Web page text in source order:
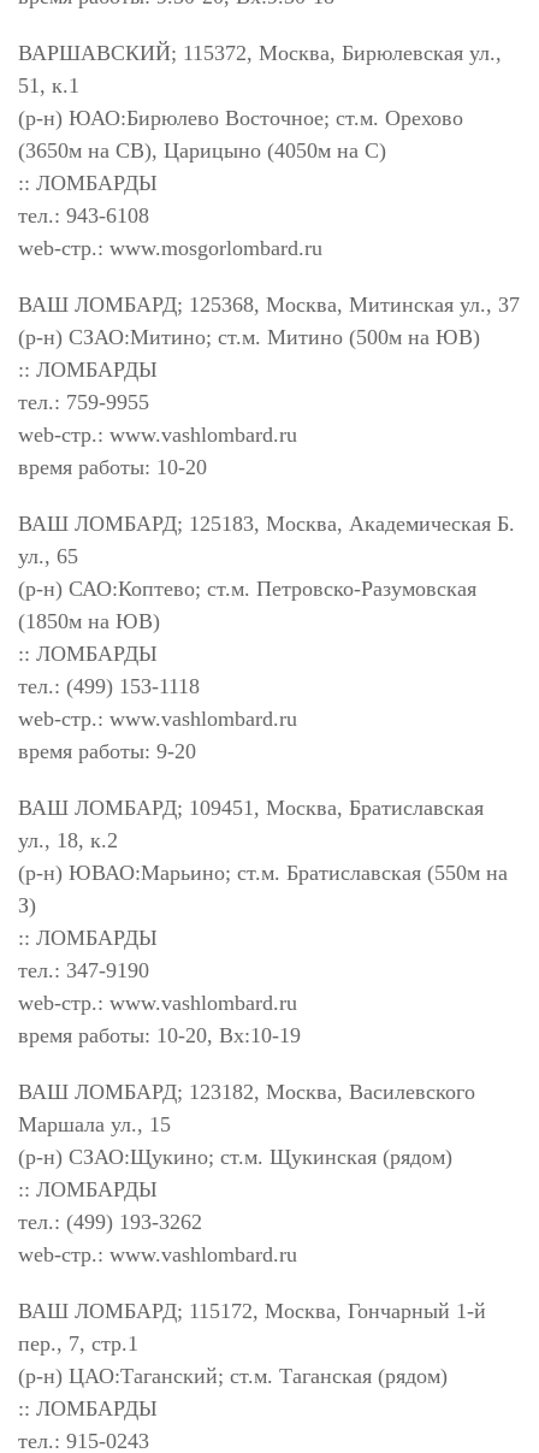
ВАРШАВСКИЙ; 115372, Москва, Бирюлевская ул.,
51, к.1
(р-н) ЮАО:Бирюлево Восточное; ст.м. Орехово
(3650м на СВ), Царицыно (4050м на С)
:: ЛОМБАРДЫ
тел.: 943-6108
web-стр.: www.mosgorlombard.ru
ВАШ ЛОМБАРД; 125368, Москва, Митинская ул., 37
(р-н) СЗАО:Митино; ст.м. Митино (500м на ЮВ)
:: ЛОМБАРДЫ
тел.: 759-9955
web-стр.: www.vashlombard.ru
время работы: 10-20
ВАШ ЛОМБАРД; 125183, Москва, Академическая Б.
ул., 65
(р-н) САО:Коптево; ст.м. Петровско-Разумовская
(1850м на ЮВ)
:: ЛОМБАРДЫ
тел.: (499) 153-1118
web-стр.: www.vashlombard.ru
время работы: 9-20
ВАШ ЛОМБАРД; 109451, Москва, Братиславская
ул., 18, к.2
(р-н) ЮВАО:Марьино; ст.м. Братиславская (550м на
З)
:: ЛОМБАРДЫ
тел.: 347-9190
web-стр.: www.vashlombard.ru
время работы: 10-20, Вх:10-19
ВАШ ЛОМБАРД; 123182, Москва, Василевского
Маршала ул., 15
(р-н) СЗАО:Щукино; ст.м. Щукинская (рядом)
:: ЛОМБАРДЫ
тел.: (499) 193-3262
web-стр.: www.vashlombard.ru
ВАШ ЛОМБАРД; 115172, Москва, Гончарный 1-й
пер., 7, стр.1
(р-н) ЦАО:Таганский; ст.м. Таганская (рядом)
:: ЛОМБАРДЫ
тел.: 915-0243